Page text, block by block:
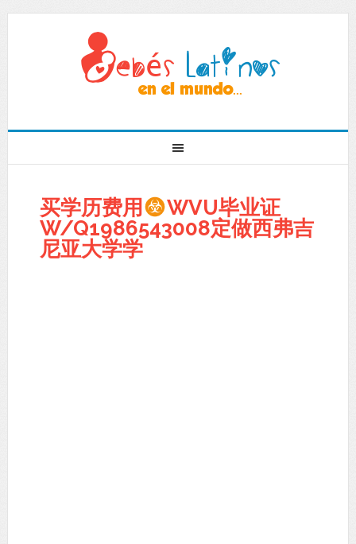
买学历费用
WVU毕业证
W/Q1986543008定做西弗吉
尼亚大学学